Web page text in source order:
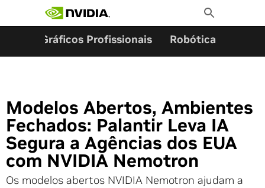
Toggle
Search
Gráficos Profissionais Robótica
Modelos Abertos, Ambientes
Fechados: Palantir Leva IA
Segura a Agências dos EUA
com NVIDIA Nemotron
Os modelos abertos NVIDIA Nemotron ajudam a